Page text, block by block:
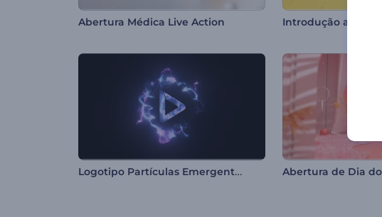
Abertura Médica Live Action
Logotipo Partículas Emergentes